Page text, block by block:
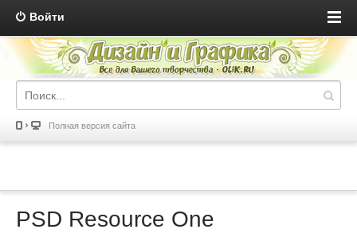
Войти
Полная версия сайта
PSD Resource One